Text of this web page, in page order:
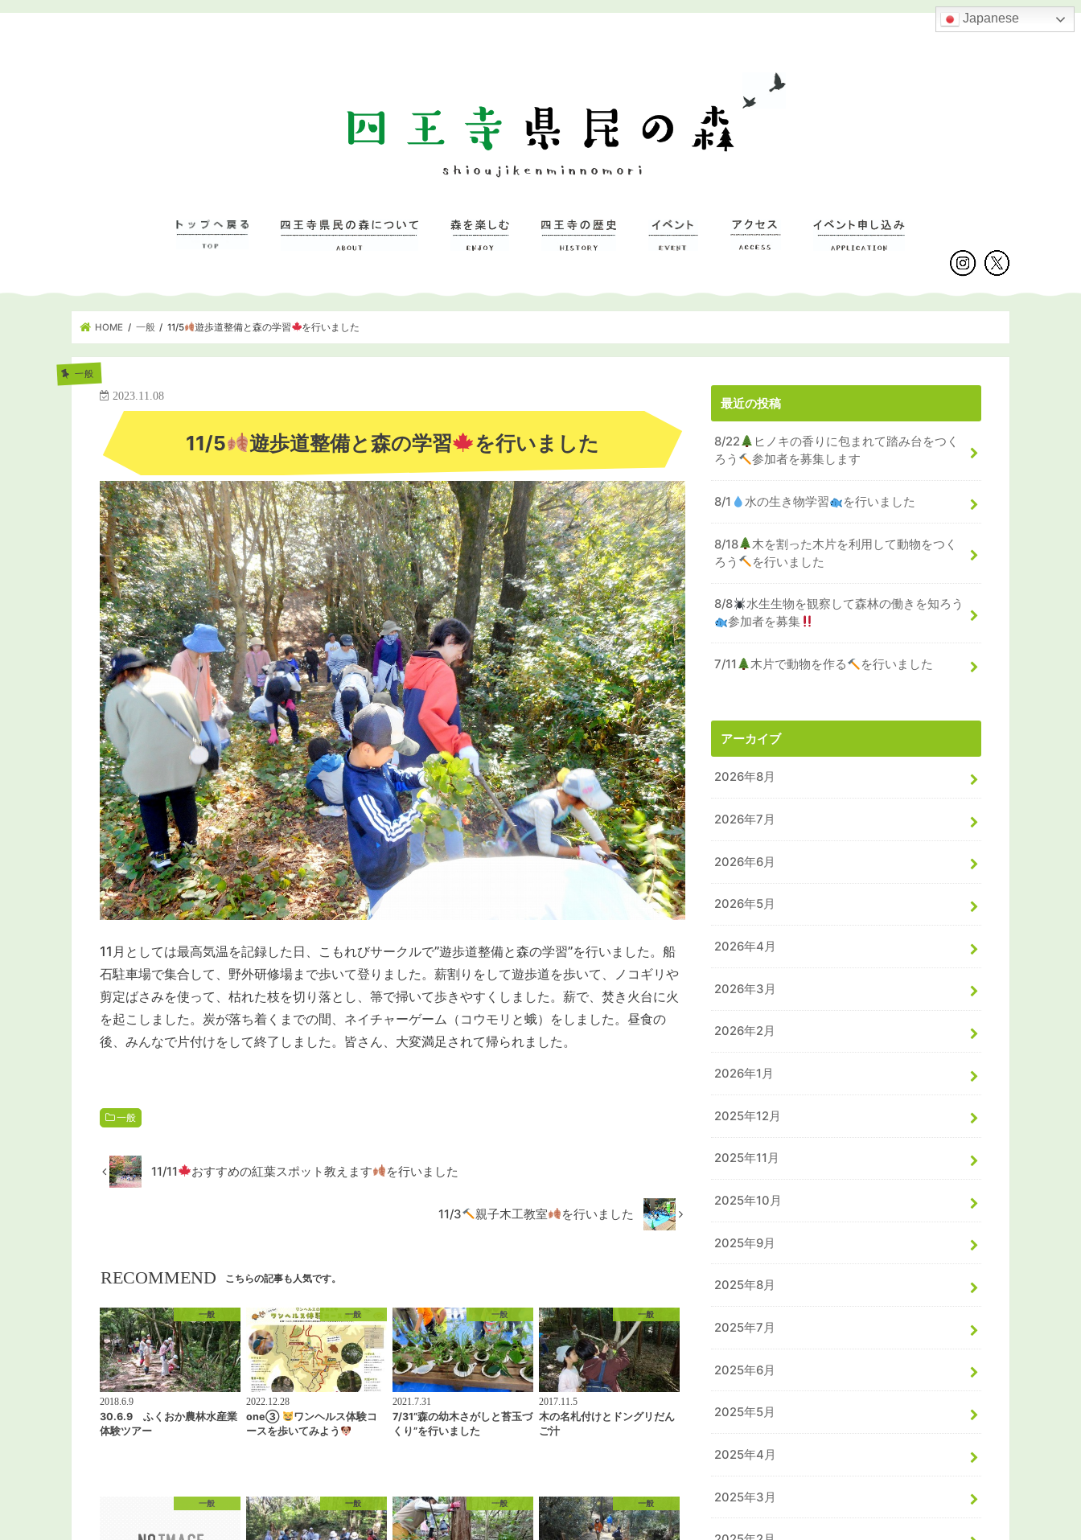
Japanese
四王寺県民の森について
– 管理事務所･学習研修館
– ワンヘルスの森ミュージアム
HOME 一般 11/5 遊歩道整備と森の学習 を行いました
一般
2023.11.08
11/5 遊歩道整備と森の学習 を行いました
11月としては最高気温を記録した日、こもれびサークルで”遊歩道整備と森の学習”を行いました。船
石駐車場で集合して、野外研修場まで歩いて登りました。薪割りをして遊歩道を歩いて、ノコギリや
剪定ばさみを使って、枯れた枝を切り落とし、箒で掃いて歩きやすくしました。薪で、焚き火台に火
を起こしました。炭が落ち着くまでの間、ネイチャーゲーム（コウモリと蛾）をしました。昼食の
後、みんなで片付けをして終了しました。皆さん、大変満足されて帰られました。
一般
11/11 おすすめの紅葉スポット教えます を行いました
11/3 親子木工教室 を行いました
RECOMMEND こちらの記事も人気です。
一般
2018.6.9
30.6.9 ふくおか農林水産業
体験ツアー
一般
2022.12.28
one③
ワンヘルス体験コ
ースを歩いてみよう
一般
2021.7.31
7/31”森の幼木さがしと苔玉づ
くり”を行いました
一般
2017.11.5
木の名札付けとドングリだん
ご汁
一般 一般 一般 一般
最近の投稿
8/22
ヒノキの香りに包まれて踏み台をつく
ろう
参加者を募集します
8/1 水の生き物学習 を行いました
8/18
木を割った木片を利用して動物をつく
ろう
を行いました
8/8
水生生物を観察して森林の働きを知ろう
参加者を募集
7/11 木片で動物を作る を行いました
アーカイブ
2026年8月
2026年7月
2026年6月
2026年5月
2026年4月
2026年3月
2026年2月
2026年1月
2025年12月
2025年11月
2025年10月
2025年9月
2025年8月
2025年7月
2025年6月
2025年5月
2025年4月
2025年3月